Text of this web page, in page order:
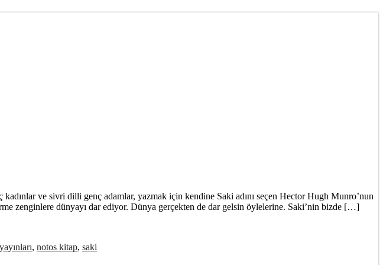
ve sivri dilli genç adamlar, yazmak için kendine Saki adını seçen Hector Hugh Munro’nun
zenginlere dünyayı dar ediyor. Dünya gerçekten de dar gelsin öylelerine. Saki’nin bizde […]
, notos kitap, saki